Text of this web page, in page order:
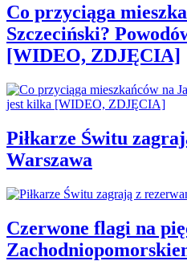
Co przyciąga
Szczeciński?
[WIDEO, ZDJĘCIA]
Piłkarze Świtu
Warszawa
Czerwone flagi na